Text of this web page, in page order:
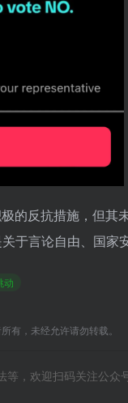
的反抗措施，但其
于言论自由、国家
动
有，未经允许请勿转载。
，欢迎扫码关注公众